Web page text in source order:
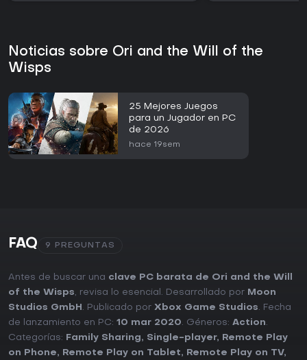
Noticias sobre Ori and the Will of the
Wisps
25 Mejores Juegos
para un Jugador en PC
de 2026
hace 19sem
FAQ 9 PREGUNTAS
Antes de buscar una clave PC barata de Ori and the Will
of the Wisps, revisa lo esencial. Desarrollado por Moon
Studios GmbH . Publicado por Xbox Game Studios. Fecha
de lanzamiento en PC: 10 mar 2020. Géneros: Action.
Categorías:
Family Sharing, Single-player,
Remote Play
on Phone, Remote Play on Tablet, Remote Play on TV,